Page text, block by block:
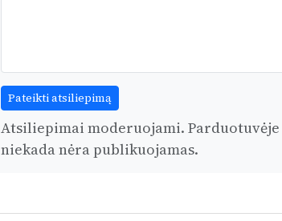
Pateikti atsiliepimą
Atsiliepimai moderuojami.
niekada nėra publikuojamas.